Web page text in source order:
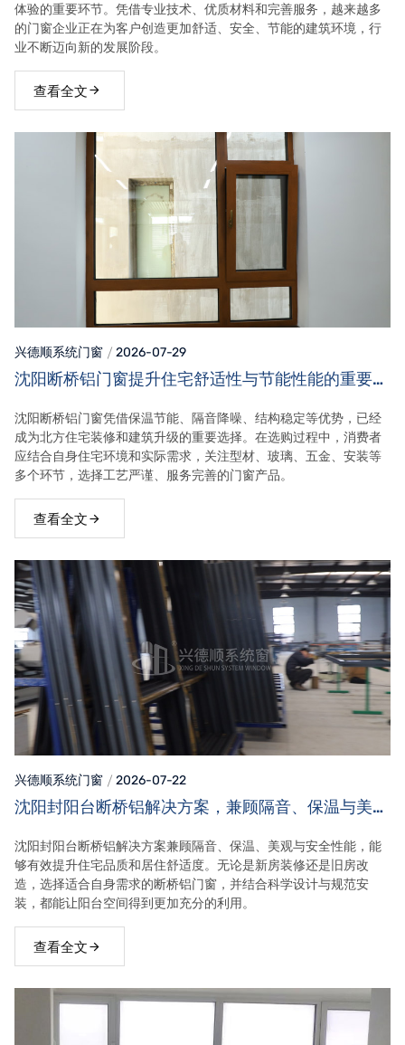
体验的重要环节。凭借专业技术、优质材料和完善服务，越来越多
的门窗企业正在为客户创造更加舒适、安全、节能的建筑环境，行
业不断迈向新的发展阶段。
查看全文
兴德顺系统门窗 2026-07-29
沈阳断桥铝门窗提升住宅舒适性与节能性能的重要选
沈阳断桥铝门窗凭借保温节能、隔音降噪、结构稳定等优势，已经
成为北方住宅装修和建筑升级的重要选择。在选购过程中，消费者
应结合自身住宅环境和实际需求，关注型材、玻璃、五金、安装等
多个环节，选择工艺严谨、服务完善的门窗产品。
查看全文
兴德顺系统门窗 2026-07-22
沈阳封阳台断桥铝解决方案，兼顾隔音、保温与美观
沈阳封阳台断桥铝解决方案兼顾隔音、保温、美观与安全性能，能
够有效提升住宅品质和居住舒适度。无论是新房装修还是旧房改
造，选择适合自身需求的断桥铝门窗，并结合科学设计与规范安
装，都能让阳台空间得到更加充分的利用。
查看全文